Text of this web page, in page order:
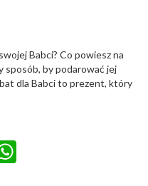
Babci? Co powiesz na
sposób, by podarować jej
dla Babci to prezent, który